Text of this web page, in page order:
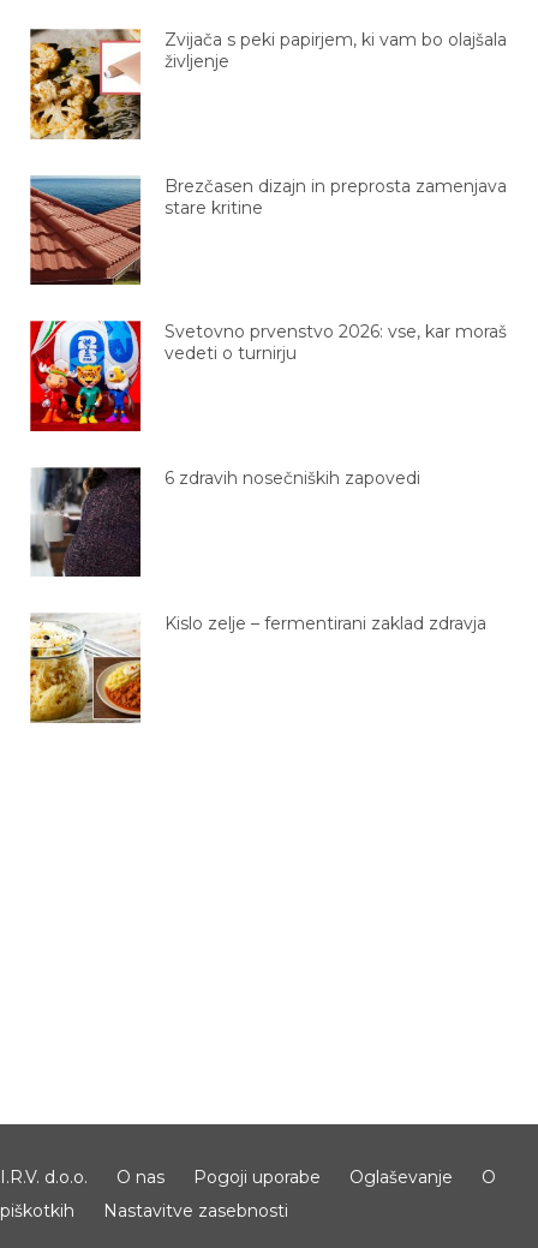
Zvijača s peki papirjem, ki vam bo olajšala
življenje
Brezčasen dizajn in preprosta zamenjava
stare kritine
Svetovno prvenstvo 2026: vse, kar moraš
vedeti o turnirju
6 zdravih nosečniških zapovedi
Kislo zelje – fermentirani zaklad zdravja
I.R.V. d.o.o. O nas Pogoji uporabe Oglaševanje
O
piškotkih
Nastavitve zasebnosti